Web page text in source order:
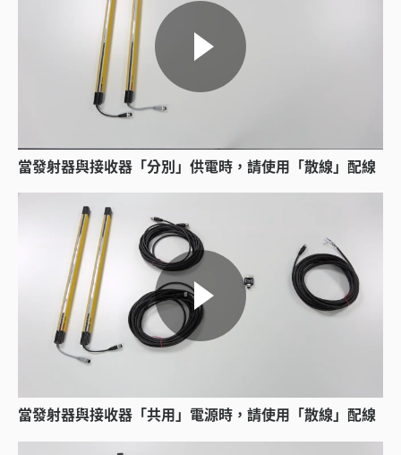
當發射器與接收器「分別」供電時，請使用「散線」配線
當發射器與接收器「共用」電源時，請使用「散線」配線